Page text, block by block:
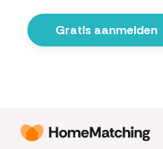
Gratis aanmelden